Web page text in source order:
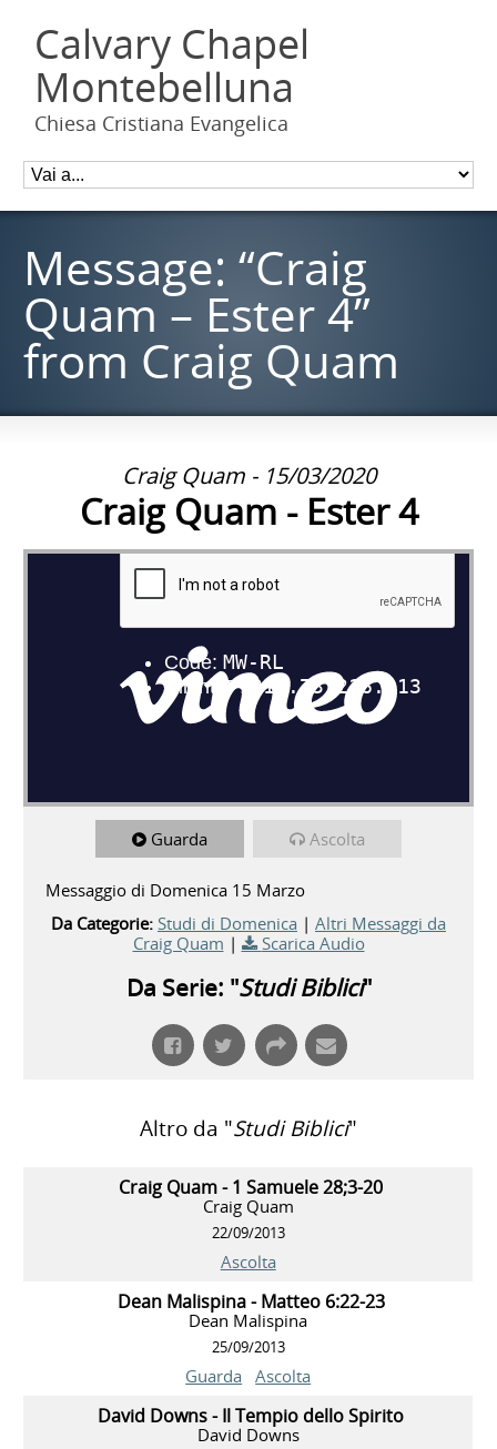
Calvary Chapel
Montebelluna
Chiesa Cristiana Evangelica
Message: “Craig
Quam – Ester 4”
from Craig Quam
Craig Quam - 15/03/2020
Craig Quam - Ester 4
Guarda Ascolta
Messaggio di Domenica 15 Marzo
Da Categorie: Studi di Domenica | Altri Messaggi da
Craig Quam | Scarica Audio
Da Serie: "Studi Biblici"
Altro da "Studi Biblici"
Craig Quam - 1 Samuele 28;3-20
Craig Quam
22/09/2013
Ascolta
Dean Malispina - Matteo 6:22-23
Dean Malispina
25/09/2013
Guarda Ascolta
David Downs - Il Tempio dello Spirito
David Downs